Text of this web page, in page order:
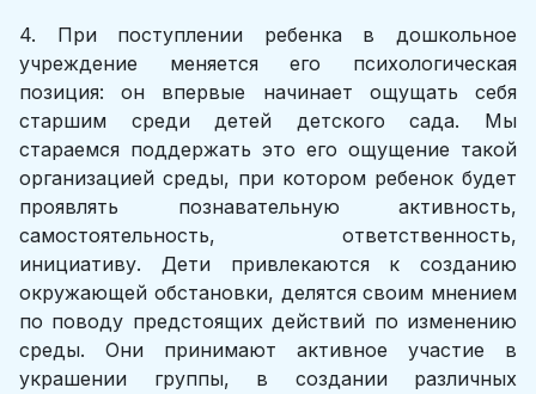
4. При поступлении ребенка в дошкольное
учреждение меняется его психологическая
позиция: он впервые начинает ощущать себя
старшим среди детей детского сада. Мы
стараемся поддержать это его ощущение такой
организацией среды, при котором ребенок будет
проявлять познавательную активность,
самостоятельность, ответственность,
инициативу. Дети привлекаются к созданию
окружающей обстановки, делятся своим мнением
по поводу предстоящих действий по изменению
среды. Они принимают активное участие в
украшении группы, в создании различных